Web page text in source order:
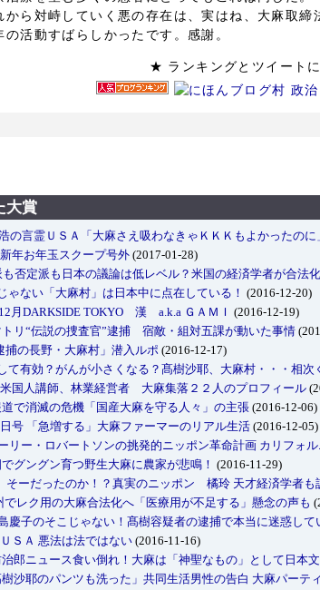
ら対峙していく悪の存在は、実はね、大麻取
活動すばらしかったです。感謝。
★ ランキングとツイ
大賞
の言霊ＵＳＡ「大麻さえ吸わなきゃＫＫＫもよかったのに
年お年玉スクープ号外 (2017-01-28)
否定派も日本の議論は低レベル？米国の経済学者が合法
ない「大麻村」は日本中に点在している！ (2016-12-20)
月DARKSIDE TOKYO 漢 a.k.a ＧＡＭＩ (2016-12-19)
“伝説の捜査官”逮捕 宿敵・組対五課が動いた事情
の長野・大麻村」潜入ルポ (2016-12-17)
て有効？がんが小さくなる？髙樹沙耶、大麻村・・・相次
人講師、林業経営者 大麻集落２２人のプロフィール
で消滅の危機「国産大麻を守る人々」の主張 (2016-12-06)
号 「急増する」大麻ファーマーのリアル生活 (2016-12-05)
リー・ロバートソンの挑発的ニッポン革命計画 カリフォ
グングン育つ野生大麻に農家が悲鳴！ (2016-11-29)
そーだったのか！？真実のニッポン 橘玲 天才経済学者
レク用の大麻合法化へ「医療用が不足する」懸念の声も
慶子のそこじゃない！髙樹容疑者の逮捕で本当に迷惑して
ＳＡ 悪法は法ではない (2016-11-16)
郎ニュース食い倒れ！大麻は「神聖なもの」として日本
沙耶のパンツも洗った」共同生活男性の告白 大麻パーテ